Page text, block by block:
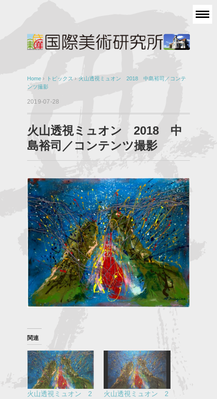
Home › トピックス › 火山透視ミュオン 2018 中島裕司／コンテ
ンツ撮影
2019-07-28
火山透視ミュオン 2018 中
島裕司／コンテンツ撮影
関連
火山透視ミュオン 2
火山透視ミュオン 2